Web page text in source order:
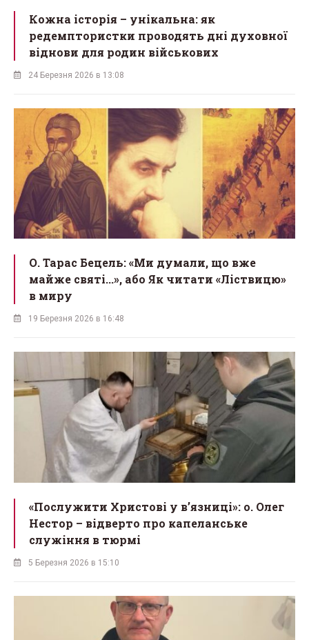
Кожна історія – унікальна: як
редемптористки проводять дні духовної
віднови для родин військових
24 Березня 2026 в 13:08
О. Тарас Бецель: «Ми думали, що вже
майже святі...», або Як читати «Ліствицю»
в миру
19 Березня 2026 в 16:48
«Послужити Христові у вʼязниці»: о. Олег
Нестор – відверто про капеланське
служіння в тюрмі
5 Березня 2026 в 15:10